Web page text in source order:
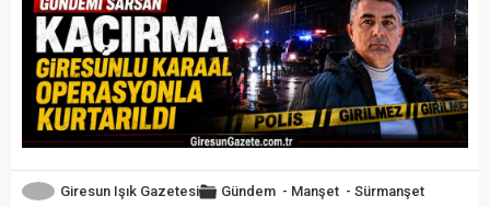
Giresun Işık Gazetesi Gündem - Manşet - Sürmanşet